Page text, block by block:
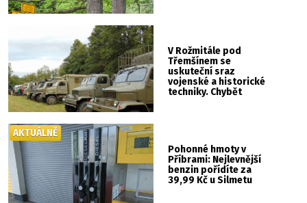
V Rožmitále pod
Třemšínem se
uskuteční sraz
vojenské a historické
techniky. Chybět
Pohonné hmoty v
Příbrami: Nejlevnější
benzin pořídíte za
39,99 Kč u Silmetu
AKTUÁLNĚ